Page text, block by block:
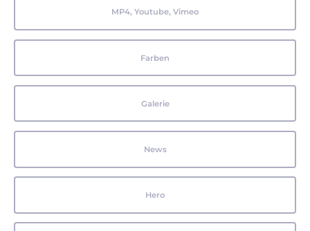
MP4, Youtube, Vimeo
Farben
Galerie
News
Hero